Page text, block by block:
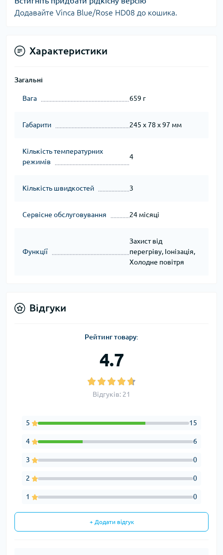
Додавайте Vinca Blue/Rose HD08 до кошика.
Характеристики
Загальні
Вага 659 г
Габарити 245 х 78 х 97 мм
Кількість температурних
режимів
4
Кількість швидкостей 3
Сервісне обслуговування 24 місяці
Функції
Захист від
перегріву, Іонізація,
Холодне повітря
Відгуки
Рейтинг товару:
4.7
Відгуків: 21
5 15
4 6
3 0
2 0
1 0
+ Додати відгук